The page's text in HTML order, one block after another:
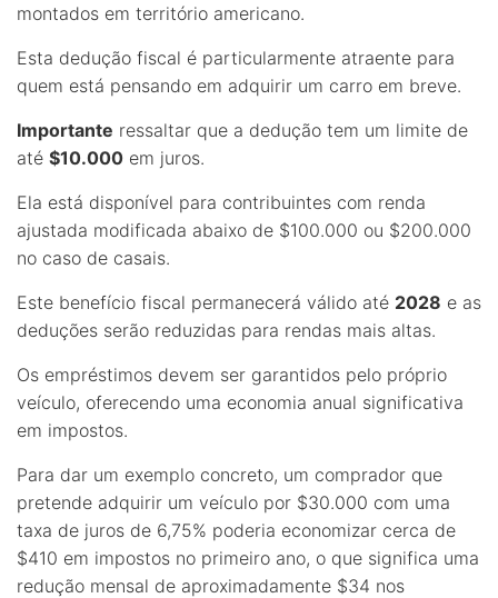
montados em território americano.
Esta dedução fiscal é particularmente atraente para
quem está pensando em adquirir um carro em breve.
Importante ressaltar que a dedução tem um limite de
até $10.000 em juros.
Ela está disponível para contribuintes com renda
ajustada modificada abaixo de $100.000 ou $200.000
no caso de casais.
Este benefício fiscal permanecerá válido até 2028 e as
deduções serão reduzidas para rendas mais altas.
Os empréstimos devem ser garantidos pelo próprio
veículo, oferecendo uma economia anual significativa
em impostos.
Para dar um exemplo concreto, um comprador que
pretende adquirir um veículo por $30.000 com uma
taxa de juros de 6,75% poderia economizar cerca de
$410 em impostos no primeiro ano, o que significa uma
redução mensal de aproximadamente $34 nos